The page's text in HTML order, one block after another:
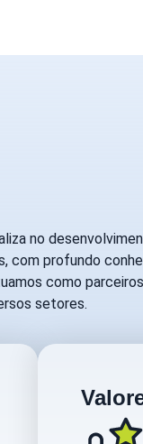
no
com profundo
como
setores.